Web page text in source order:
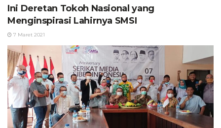
Ini Deretan Tokoh Nasional yang
Menginspirasi Lahirnya SMSI
7 Maret 2021